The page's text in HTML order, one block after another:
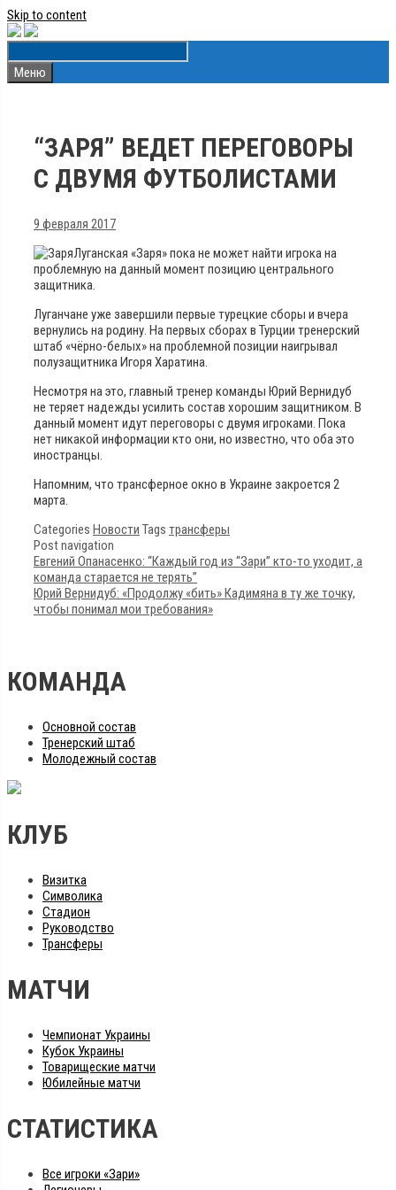
Skip to content
Меню
“ЗАРЯ” ВЕДЕТ ПЕРЕГОВОРЫ
С ДВУМЯ ФУТБОЛИСТАМИ
9 февраля 2017
Луганская «Заря» пока не может найти игрока на
проблемную на данный момент позицию центрального
защитника.
Луганчане уже завершили первые турецкие сборы и вчера
вернулись на родину. На первых сборах в Турции тренерский
штаб «чёрно-белых» на проблемной позиции наигрывал
полузащитника Игоря Харатина.
Несмотря на это, главный тренер команды Юрий Вернидуб
не теряет надежды усилить состав хорошим защитником. В
данный момент идут переговоры с двумя игроками. Пока
нет никакой информации кто они, но известно, что оба это
иностранцы.
Напомним, что трансферное окно в Украине закроется 2
марта.
Categories Новости Tags трансферы
Post navigation
Евгений Опанасенко: “Каждый год из “Зари” кто-то уходит, а
команда старается не терять”
Юрий Вернидуб: «Продолжу «бить» Кадимяна в ту же точку,
чтобы понимал мои требования»
КОМАНДА
Основной состав
Тренерский штаб
Молодежный состав
КЛУБ
Визитка
Символика
Стадион
Руководство
Трансферы
МАТЧИ
Чемпионат Украины
Кубок Украины
Товарищеские матчи
Юбилейные матчи
СТАТИСТИКА
Все игроки «Зари»